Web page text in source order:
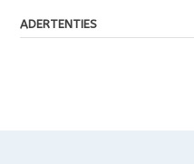
ADERTENTIES